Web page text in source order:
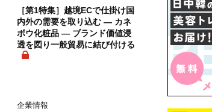
［第1特集］越境ECで仕掛け国
内外の需要を取り込む ― カネ
ボウ化粧品 ― ブランド価値浸
透を図り一般貿易に結び付ける
企業情報